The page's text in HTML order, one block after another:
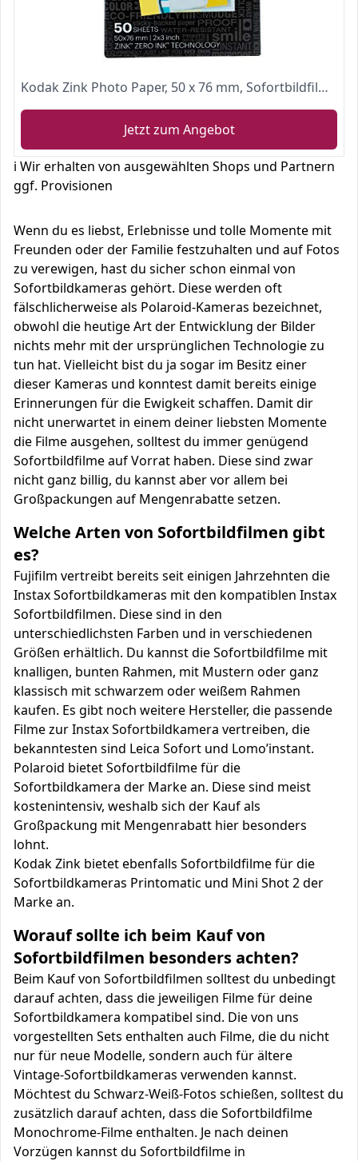
Kodak Zink Photo Paper, 50 x 76 mm, Sofortbildfilm, 50 Stück
Jetzt zum Angebot
ℹ️ Wir erhalten von ausgewählten Shops und Partnern
ggf. Provisionen
Wenn du es liebst, Erlebnisse und tolle Momente mit
Freunden oder der Familie festzuhalten und auf Fotos
zu verewigen, hast du sicher schon einmal von
Sofortbildkameras gehört. Diese werden oft
fälschlicherweise als Polaroid-Kameras bezeichnet,
obwohl die heutige Art der Entwicklung der Bilder
nichts mehr mit der ursprünglichen Technologie zu
tun hat. Vielleicht bist du ja sogar im Besitz einer
dieser Kameras und konntest damit bereits einige
Erinnerungen für die Ewigkeit schaffen. Damit dir
nicht unerwartet in einem deiner liebsten Momente
die Filme ausgehen, solltest du immer genügend
Sofortbildfilme auf Vorrat haben. Diese sind zwar
nicht ganz billig, du kannst aber vor allem bei
Großpackungen auf Mengenrabatte setzen.
Welche Arten von Sofortbildfilmen gibt
es?
Fujifilm vertreibt bereits seit einigen Jahrzehnten die
Instax Sofortbildkameras mit den kompatiblen Instax
Sofortbildfilmen. Diese sind in den
unterschiedlichsten Farben und in verschiedenen
Größen erhältlich. Du kannst die Sofortbildfilme mit
knalligen, bunten Rahmen, mit Mustern oder ganz
klassisch mit schwarzem oder weißem Rahmen
kaufen. Es gibt noch weitere Hersteller, die passende
Filme zur Instax Sofortbildkamera vertreiben, die
bekanntesten sind Leica Sofort und Lomo’instant.
Polaroid bietet Sofortbildfilme für die
Sofortbildkamera der Marke an. Diese sind meist
kostenintensiv, weshalb sich der Kauf als
Großpackung mit Mengenrabatt hier besonders
lohnt.
Kodak Zink bietet ebenfalls Sofortbildfilme für die
Sofortbildkameras Printomatic und Mini Shot 2 der
Marke an.
Worauf sollte ich beim Kauf von
Sofortbildfilmen besonders achten?
Beim Kauf von Sofortbildfilmen solltest du unbedingt
darauf achten, dass die jeweiligen Filme für deine
Sofortbildkamera kompatibel sind. Die von uns
vorgestellten Sets enthalten auch Filme, die du nicht
nur für neue Modelle, sondern auch für ältere
Vintage-Sofortbildkameras verwenden kannst.
Möchtest du Schwarz-Weiß-Fotos schießen, solltest du
zusätzlich darauf achten, dass die Sofortbildfilme
Monochrome-Filme enthalten. Je nach deinen
Vorzügen kannst du Sofortbildfilme in